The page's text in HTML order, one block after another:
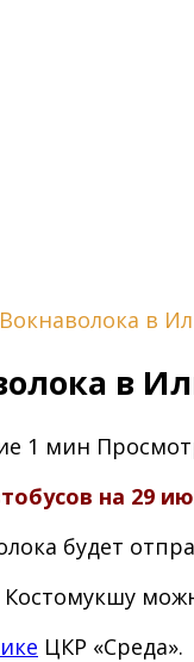
в
в
1 мин
на 29
будет
ЦКР «Среда».